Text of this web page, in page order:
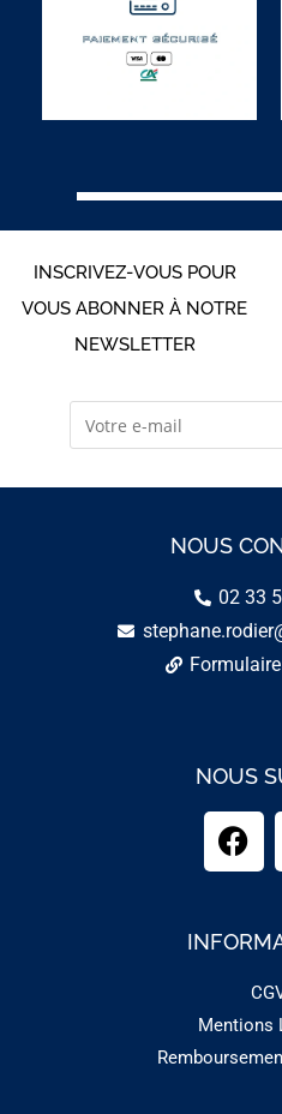
INSCRIVEZ-VOUS POUR
VOUS ABONNER À NOTRE
NEWSLETTER
NOUS
02 33
NOUS
Mentions